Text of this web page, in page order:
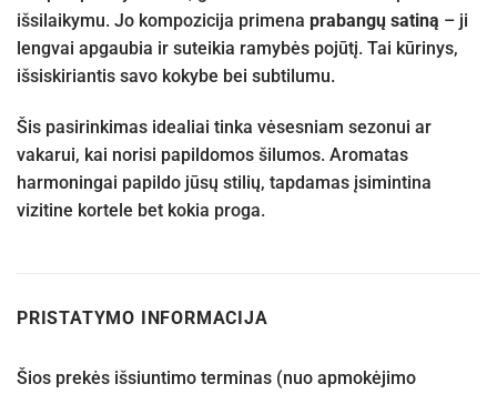
išsilaikymu. Jo kompozicija primena prabangų satiną – ji
lengvai apgaubia ir suteikia ramybės pojūtį. Tai kūrinys,
išsiskiriantis savo kokybe bei subtilumu.
Šis pasirinkimas idealiai tinka vėsesniam sezonui ar
vakarui, kai norisi papildomos šilumos. Aromatas
harmoningai papildo jūsų stilių, tapdamas įsimintina
vizitine kortele bet kokia proga.
PRISTATYMO INFORMACIJA
Šios prekės išsiuntimo terminas (nuo apmokėjimo